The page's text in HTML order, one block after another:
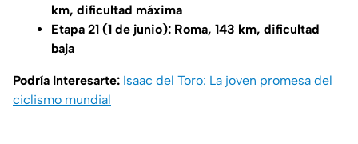
km, dificultad máxima
Etapa 21 (1 de junio): Roma, 143 km, dificultad
baja
Podría Interesarte: Isaac del Toro: La joven promesa del
ciclismo mundial